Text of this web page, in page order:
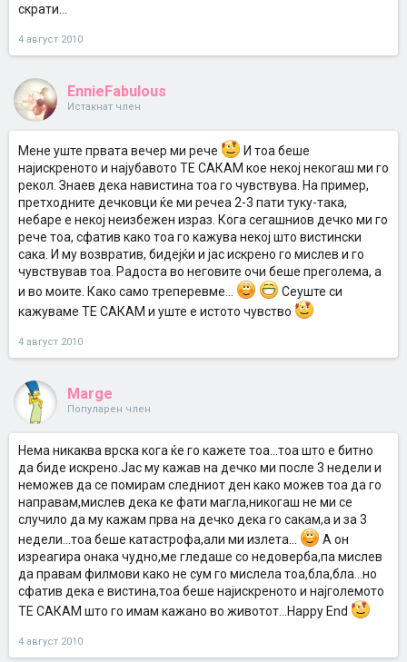
дознаваат дека некој ги сака. Изиграваат малку, им раснат
скрати...
4 август 2010
EnnieFabulous
Истакнат член
Мене уште првата вечер ми рече
И тоа беше
најискреното и најубавото ТЕ САКАМ кое некој некогаш ми го
рекол. Знаев дека навистина тоа го чувствува. На пример,
претходните дечковци ќе ми речеа 2-3 пати туку-така,
небаре е некој неизбежен израз. Кога сегашниов дечко ми го
рече тоа, сфатив како тоа го кажува некој што вистински
сака. И му возвратив, бидејќи и јас искрено го мислев и го
чувствував тоа. Радоста во неговите очи беше преголема, а
и во моите. Како само треперевме...
Сеуште си
кажуваме ТЕ САКАМ и уште е истото чувство
4 август 2010
Marge
Популарен член
Нема никаква врска кога ќе го кажете тоа...тоа што е битно
да биде искрено.Јас му кажав на дечко ми после 3 недели и
неможев да се помирам следниот ден како можев тоа да го
направам,мислев дека ке фати магла,никогаш не ми се
случило да му кажам прва на дечко дека го сакам,а и за 3
недели...тоа беше катастрофа,али ми излета...
А он
изреагира онака чудно,ме гледаше со недоверба,па мислев
да правам филмови како не сум го мислела тоа,бла,бла...но
сфатив дека е вистина,тоа беше најискреното и најголемото
ТЕ САКАМ што го имам кажано во животот...Happy End
4 август 2010